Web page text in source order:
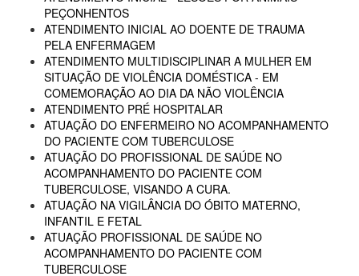
PEÇONHENTOS
ATENDIMENTO INICIAL AO DOENTE DE TRAUMA
PELA ENFERMAGEM
ATENDIMENTO MULTIDISCIPLINAR A MULHER EM
SITUAÇÃO DE VIOLÊNCIA DOMÉSTICA - EM
COMEMORAÇÃO AO DIA DA NÃO VIOLÊNCIA
ATENDIMENTO PRÉ HOSPITALAR
ATUAÇÃO DO ENFERMEIRO NO ACOMPANHAMENTO
DO PACIENTE COM TUBERCULOSE
ATUAÇÃO DO PROFISSIONAL DE SAÚDE NO
ACOMPANHAMENTO DO PACIENTE COM
TUBERCULOSE, VISANDO A CURA.
ATUAÇÃO NA VIGILÂNCIA DO ÓBITO MATERNO,
INFANTIL E FETAL
ATUAÇÃO PROFISSIONAL DE SAÚDE NO
ACOMPANHAMENTO DO PACIENTE COM
TUBERCULOSE